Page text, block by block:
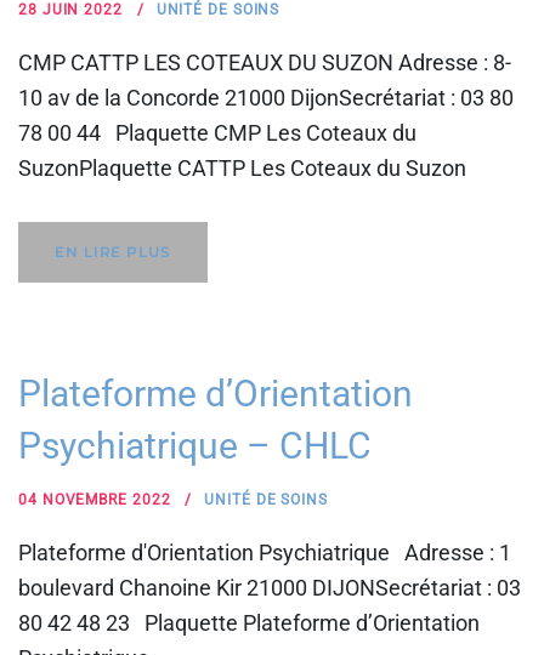
28 JUIN 2022 UNITÉ DE SOINS
CMP CATTP LES COTEAUX DU SUZON Adresse : 8-
10 av de la Concorde 21000 DijonSecrétariat : 03 80
78 00 44 Plaquette CMP Les Coteaux du
SuzonPlaquette CATTP Les Coteaux du Suzon
EN LIRE PLUS
Plateforme d’Orientation
Psychiatrique – CHLC
04 NOVEMBRE 2022 UNITÉ DE SOINS
Plateforme d'Orientation Psychiatrique Adresse : 1
boulevard Chanoine Kir 21000 DIJONSecrétariat : 03
80 42 48 23 Plaquette Plateforme d’Orientation